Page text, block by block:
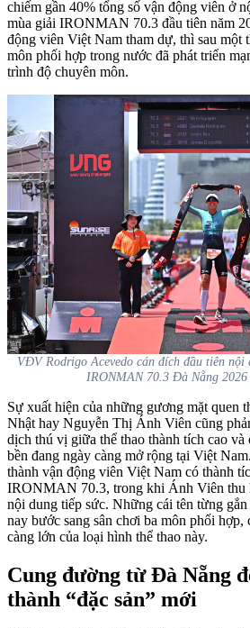
chiếm gần 40% tổng số vận động viên ở
mùa giải IRONMAN 70.3 đầu tiên năm
động viên Việt Nam tham dự, thì sau một
môn phối hợp trong nước đã phát triển
trình độ chuyên môn.
VĐV Rodrigo Acevedo cán đích đầu tiên
IRONMAN 70.3 Đà Nẵng
Sự xuất hiện của những gương mặt quen
Nhật hay Nguyễn Thị Ánh Viên cũng
dịch thú vị giữa thể thao thành tích cao và
bền đang ngày càng mở rộng tại Việt
thành vận động viên Việt Nam có thành
IRONMAN 70.3, trong khi Ánh Viên thu
nội dung tiếp sức. Những cái tên từng
nay bước sang sân chơi ba môn phối hợp,
càng lớn của loại hình thể thao này.
Cung đường từ Đà Nẵng
thành “đặc sản” mới